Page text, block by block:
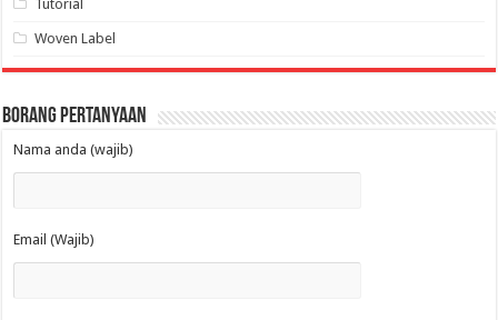
Tutorial
Woven Label
Borang Pertanyaan
Nama anda (wajib)
Email (Wajib)